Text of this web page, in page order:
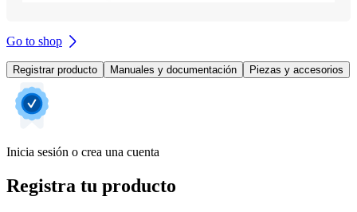
Go to shop
Registrar producto Manuales y documentación Piezas y accesorios
Inicia sesión o crea una cuenta
Registra tu producto